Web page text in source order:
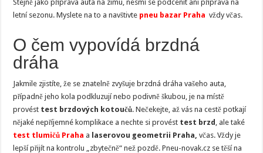
Stejně jako příprava auta na zimu, nesmí se podcenit ani příprava na
letní sezonu. Myslete na to a navštivte pneu bazar Praha vždy včas.
O čem vypovídá brzdná
dráha
Jakmile zjistíte, že se znatelně zvyšuje brzdná dráha vašeho auta,
případně jeho kola podkluzují nebo podivně škubou, je na místě
provést test brzdových kotoučů. Nečekejte, až vás na cestě potkají
nějaké nepříjemné komplikace a nechte si provést test brzd , ale také
test tlumičů Praha a laserovou geometrii Praha, včas. Vždy je
lepší přijít na kontrolu „zbytečně“ než pozdě. Pneu-novak.cz se těší na